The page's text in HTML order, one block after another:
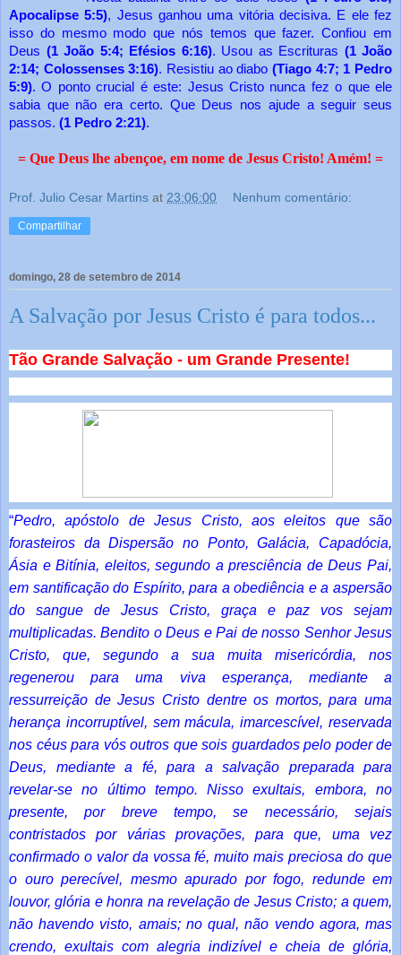
Apocalipse 5:5), Jesus ganhou uma vitória decisiva. E ele fez
isso do mesmo modo que nós temos que fazer. Confiou em
Deus (1 João 5:4; Efésios 6:16). Usou as Escrituras (1 João
2:14; Colossenses 3:16). Resistiu ao diabo(Tiago 4:7; 1 Pedro
5:9). O ponto crucial é este: Jesus Cristo nunca fez o que ele
sabia que não era certo. Que Deus nos ajude a seguir seus
passos. (1 Pedro 2:21).
= Que Deus lhe abençoe, em nome de Jesus Cristo! Amém! =
Prof. Julio Cesar Martins at 23:06:00 Nenhum comentário:
Compartilhar
domingo, 28 de setembro de 2014
A Salvação por Jesus Cristo é para todos...
Tão Grande Salvação - um Grande Presente!
“Pedro, apóstolo de Jesus Cristo, aos eleitos que são
forasteiros da Dispersão no Ponto, Galácia, Capadócia,
Ásia e Bitínia, eleitos, segundo a presciência de Deus Pai,
em santificação do Espírito, para a obediência e a aspersão
do sangue de Jesus Cristo, graça e paz vos sejam
multiplicadas. Bendito o Deus e Pai de nosso Senhor Jesus
Cristo, que, segundo a sua muita misericórdia, nos
regenerou para uma viva esperança, mediante a
ressurreição de Jesus Cristo dentre os mortos, para uma
herança incorruptível, sem mácula, imarcescível, reservada
nos céus para vós outros que sois guardados pelo poder de
Deus, mediante a fé, para a salvação preparada para
revelar-se no último tempo. Nisso exultais, embora, no
presente, por breve tempo, se necessário, sejais
contristados por várias provações, para que, uma vez
confirmado o valor da vossa fé, muito mais preciosa do que
o ouro perecível, mesmo apurado por fogo, redunde em
louvor, glória e honra na revelação de Jesus Cristo; a quem,
não havendo visto, amais; no qual, não vendo agora, mas
crendo, exultais com alegria indizível e cheia de glória,